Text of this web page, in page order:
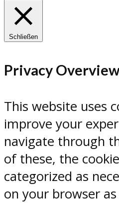
Schließen
Privacy
This website uses
improve your
navigate through
of these, the
categorized as
on your browser